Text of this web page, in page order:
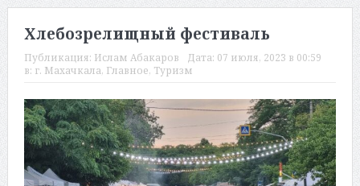
Хлебозрелищный фестиваль
Публикация: Ислам Абакаров Дата: 07 июля, 2023 в 00:59
в: г. Махачкала, Главное, Туризм